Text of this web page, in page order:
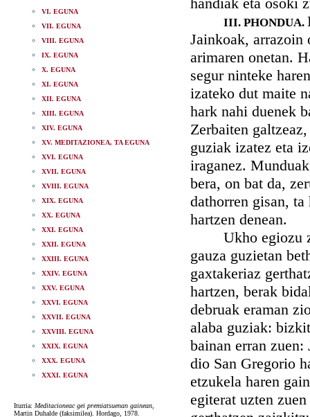
VI. EGUNA
VII. EGUNA
VIII. EGUNA
IX. EGUNA
X. EGUNA
XI. EGUNA
XII. EGUNA
XIII. EGUNA
XIV. EGUNA
XV. MEDITAZIONEA, TA EGUNA
XVI. EGUNA
XVII. EGUNA
XVIII. EGUNA
XIX. EGUNA
XX. EGUNA
XXI. EGUNA
XXII. EGUNA
XXIII. EGUNA
XXIV. EGUNA
XXV. EGUNA
XXVI. EGUNA
XXVII. EGUNA
XXVIII. EGUNA
XXIX. EGUNA
XXX. EGUNA
XXXI. EGUNA
Iturria: Meditacioneac gei premiatsuenan gainean
Martin Duhalde (faksimilea). Hordago, 1978.
III. PHONDUA.
Jainkoak, arrazoin
arimaren onetan.
segur ninteke
izateko dut maite
hark nahi duenek
Zerbaiten
guziak izatez eta
iraganez.
bera, on bat da,
dathorren gisan,
hartzen denean.
Ukho egiozu
gauza guzietan
gaxtakeriaz
hartzen, berak
debruak eraman
alaba guziak:
bainan erran
dio San Gregorio
etzukela haren
egiterat uzten